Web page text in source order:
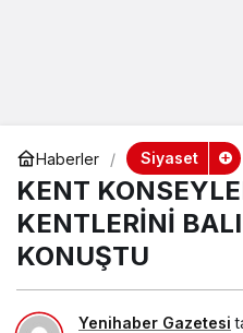
Haberler Siyaset
KENT
KENTLERİNİ
KONUŞTU
Yenihaber Gazetesi